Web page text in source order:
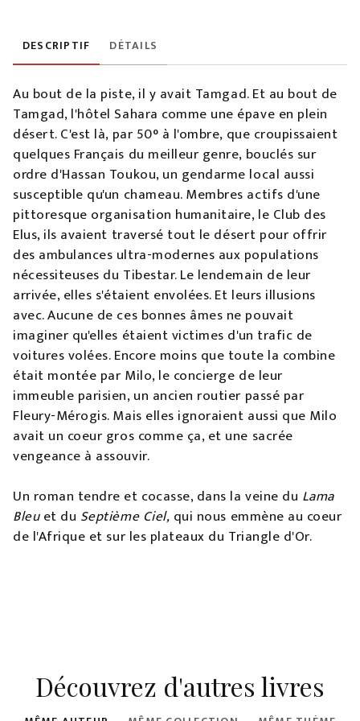
DESCRIPTIF DÉTAILS
Au bout de la piste, il y avait Tamgad. Et au bout de
Tamgad, l'hôtel Sahara comme une épave en plein
désert. C'est là, par 50° à l'ombre, que croupissaient
quelques Français du meilleur genre, bouclés sur
ordre d'Hassan Toukou, un gendarme local aussi
susceptible qu'un chameau. Membres actifs d'une
pittoresque organisation humanitaire, le Club des
Elus, ils avaient traversé tout le désert pour offrir
des ambulances ultra-modernes aux populations
nécessiteuses du Tibestar. Le lendemain de leur
arrivée, elles s'étaient envolées. Et leurs illusions
avec. Aucune de ces bonnes âmes ne pouvait
imaginer qu'elles étaient victimes d'un trafic de
voitures volées. Encore moins que toute la combine
était montée par Milo, le concierge de leur
immeuble parisien, un ancien routier passé par
Fleury-Mérogis. Mais elles ignoraient aussi que Milo
avait un coeur gros comme ça, et une sacrée
vengeance à assouvir.
Un roman tendre et cocasse, dans la veine du Lama
Bleuet du Septième Ciel, qui nous emmène au coeur
de l'Afrique et sur les plateaux du Triangle d'Or.
Découvrez d'autres livres